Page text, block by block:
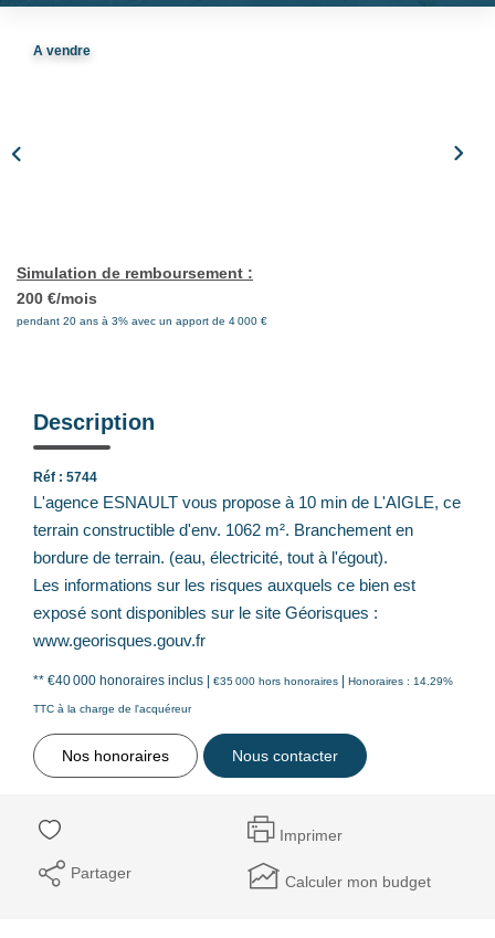
A vendre
Simulation de remboursement :
200 €/mois
pendant 20 ans à 3% avec un apport de 4 000 €
Description
Réf : 5744
L'agence ESNAULT vous propose à 10 min de L'AIGLE, ce
terrain constructible d'env. 1062 m². Branchement en
bordure de terrain. (eau, électricité, tout à l'égout).
Les informations sur les risques auxquels ce bien est
exposé sont disponibles sur le site Géorisques :
www.georisques.gouv.fr
** €40 000 honoraires inclus | €35 000 hors honoraires | Honoraires : 14.29%
TTC à la charge de l'acquéreur
Nos honoraires Nous contacter
Imprimer
Partager Calculer mon budget